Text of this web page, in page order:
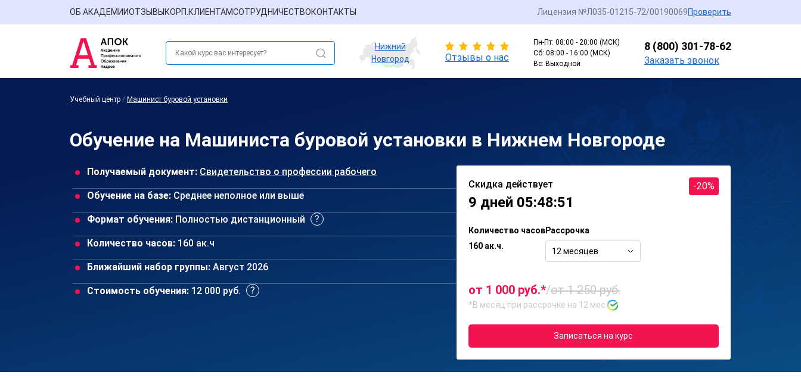
ОБ АКАДЕМИИОТЗЫВЫ КОРП.КЛИЕНТАМСОТРУДНИЧЕСТВОКОНТАКТЫ Лицензия №Л035-01215-72/00190069Проверить
Нижний
Новгород
Отзывы о нас
Пн-Пт: 08:00 - 20:00 (МСК)
Сб: 08:00 - 16:00 (МСК)
Вс: Выходной
8 (800) 301-78-62
Заказать звонок
Учебный центр / Машинист буровой установки
Обучение на Машиниста буровой установки в Нижнем Новгороде
Получаемый документ: Свидетельство о профессии рабочего
Обучение на базе: Среднее неполное или выше
Формат обучения: Полностью дистанционный
Количество часов: 160 ак.ч
Ближайший набор группы: Август 2026
Стоимость обучения: 12 000 руб.
Скидка действует
9 дней 05:48:51
-20%
Количество часов
160 ак.ч.
Рассрочка
12 месяцев
от 1 000 руб.*/от 1 250 руб.
*В месяц при рассрочке на 12 мес.
Записаться на курс